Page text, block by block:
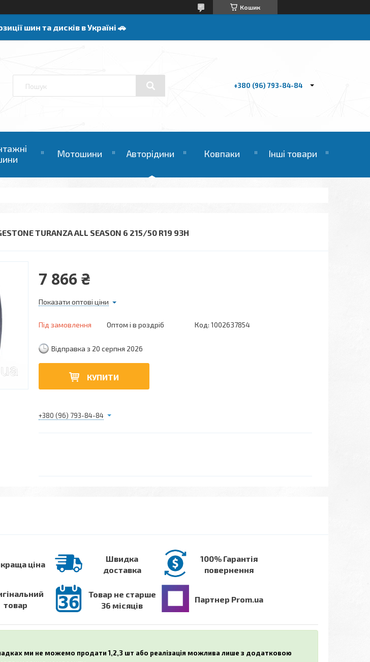
Кошик
шин та дисків в Україні 🚗
+380 (96) 793-84-84
Мотошини Авторідини Ковпаки Інші товари
TURANZA ALL SEASON 6 215/50 R19 93H
7 866 ₴
Показати оптові ціни
Під замовлення Оптом і в роздріб Код: 1002637854
Відправка з 20 серпня 2026
КУПИТИ
+380 (96) 793-84-84
ціна
Швидка
доставка
100% Гарантія
повернення
товар
Товар не старше
36 місяців
Партнер Prom.ua
ми не можемо продати 1,2,3 шт або реалізація можлива лише з додатковою